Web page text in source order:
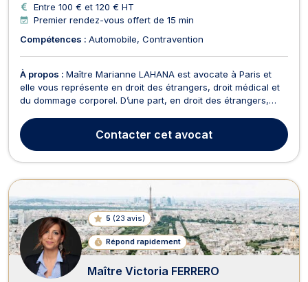
Entre 100 € et 120 € HT
Premier rendez-vous offert de 15 min
Compétences : Automobile Contravention
À propos : Maître Marianne LAHANA est avocate à Paris et
elle vous représente en droit des étrangers, droit médical et
du dommage corporel. D’une part, en droit des étrangers,
souhaitant obtenir des conseils et/ou un accompagnement
dans la régularisation de leur situation en Franc...
Contacter cet avocat
5 (23 avis)
Répond rapidement
Maître Victoria FERRERO